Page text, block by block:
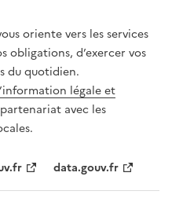
oriente vers les services
d’exercer vos
du quotidien.
légale et
avec les
data.gouv.fr